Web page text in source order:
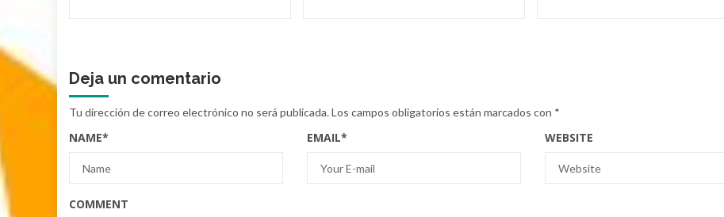
Deja un comentario
Tu dirección de correo electrónico no será publicada.Los campos obligatorios están marcados con *
NAME* EMAIL* WEBSITE
COMMENT